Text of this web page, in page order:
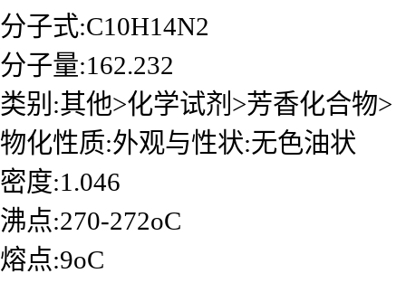
分子式:C10H14N2
分子量:162.232
类别:其他>化学试剂>芳香化合物>
物化性质:外观与性状:无色油状
密度:1.046
沸点:270-272oC
熔点:9oC